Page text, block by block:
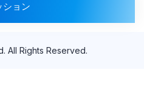
ション
All Rights Reserved.